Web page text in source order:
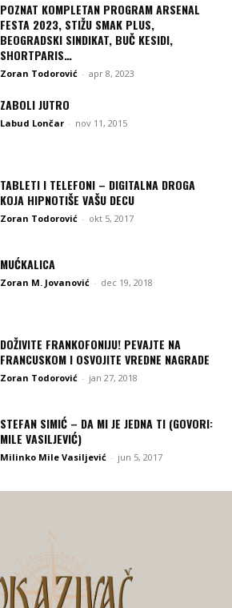
POZNAT KOMPLETAN PROGRAM ARSENAL
FESTA 2023, STIŽU SMAK PLUS,
BEOGRADSKI SINDIKAT, BUČ KESIDI,
SHORTPARIS…
Zoran Todorović - apr 8, 2023
ZABOLI JUTRO
Labud Lončar - nov 11, 2015
TABLETI I TELEFONI – DIGITALNA DROGA
KOJA HIPNOTIŠE VAŠU DECU
Zoran Todorović - okt 5, 2017
MUĆKALICA
Zoran M. Jovanović - dec 19, 2018
DOŽIVITE FRANKOFONIJU! PEVAJTE NA
FRANCUSKOM I OSVOJITE VREDNE NAGRADE
Zoran Todorović - jan 27, 2018
STEFAN SIMIĆ – DA MI JE JEDNA TI (GOVORI:
MILE VASILJEVIĆ)
Milinko Mile Vasiljević - jun 5, 2017